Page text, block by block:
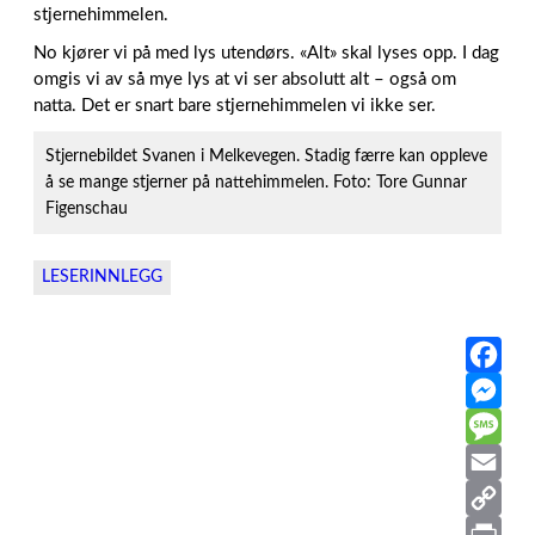
stjernehimmelen.
No kjører vi på med lys utendørs. «Alt» skal lyses opp. I dag
omgis vi av så mye lys at vi ser absolutt alt – også om
natta. Det er snart bare stjernehimmelen vi ikke ser.
Stjernebildet Svanen i Melkevegen. Stadig færre kan oppleve
å se mange stjerner på nattehimmelen. Foto: Tore Gunnar
Figenschau
LESERINNLEGG
F
a
c
e
M
e
s
M
eE